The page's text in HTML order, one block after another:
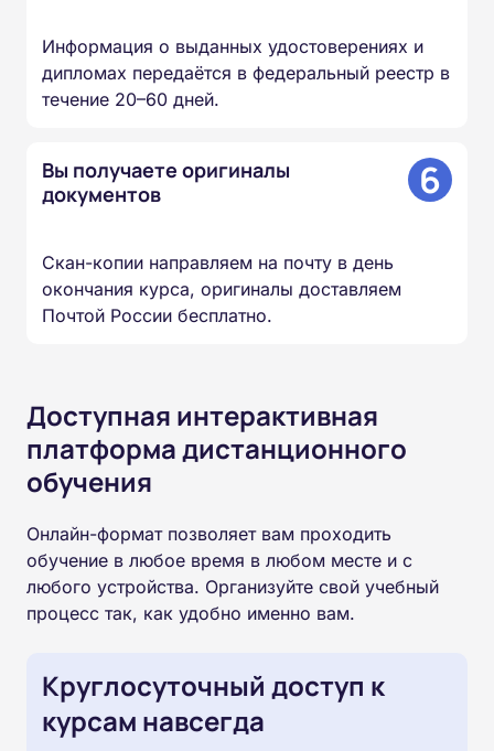
Информация о выданных удостоверениях и
дипломах передаётся в федеральный реестр в
течение 20–60 дней.
Вы получаете оригиналы
документов
6
Скан-копии направляем на почту в день
окончания курса, оригиналы доставляем
Почтой России бесплатно.
Доступная интерактивная
платформа дистанционного
обучения
Онлайн-формат позволяет вам проходить
обучение в любое время в любом месте и с
любого устройства. Организуйте свой учебный
процесс так, как удобно именно вам.
Круглосуточный доступ к
курсам навсегда